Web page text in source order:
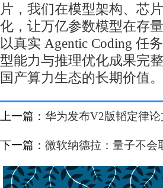
片，我们在模型架构、芯
化，让万亿参数模型在存
以真实 Agentic Coding 任
型能力与推理优化成果完
国产算力生态的长期价值。
上一篇： 华为发布V2版韬定律
下一篇： 微软纳德拉：量子不会